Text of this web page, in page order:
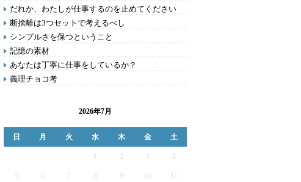
だれか、わたしが仕事するのを止めてください
断捨離は3つセットで考えるべし
シンプルさを保つということ
記憶の素材
あなたは丁寧に仕事をしているか？
義理チョコ考
2026年7月
日 月 火 水 木 金 土
2 3 4
5 6 7 9